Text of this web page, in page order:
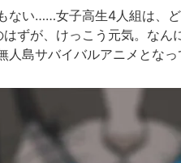
ない……女子高生4人組は、
ずが、けっこう元気。なん
人島サバイバルアニメとなっ